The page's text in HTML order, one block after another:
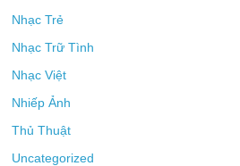
Nhạc Trẻ
Nhạc Trữ Tình
Nhạc Việt
Nhiếp Ảnh
Thủ Thuật
Uncategorized